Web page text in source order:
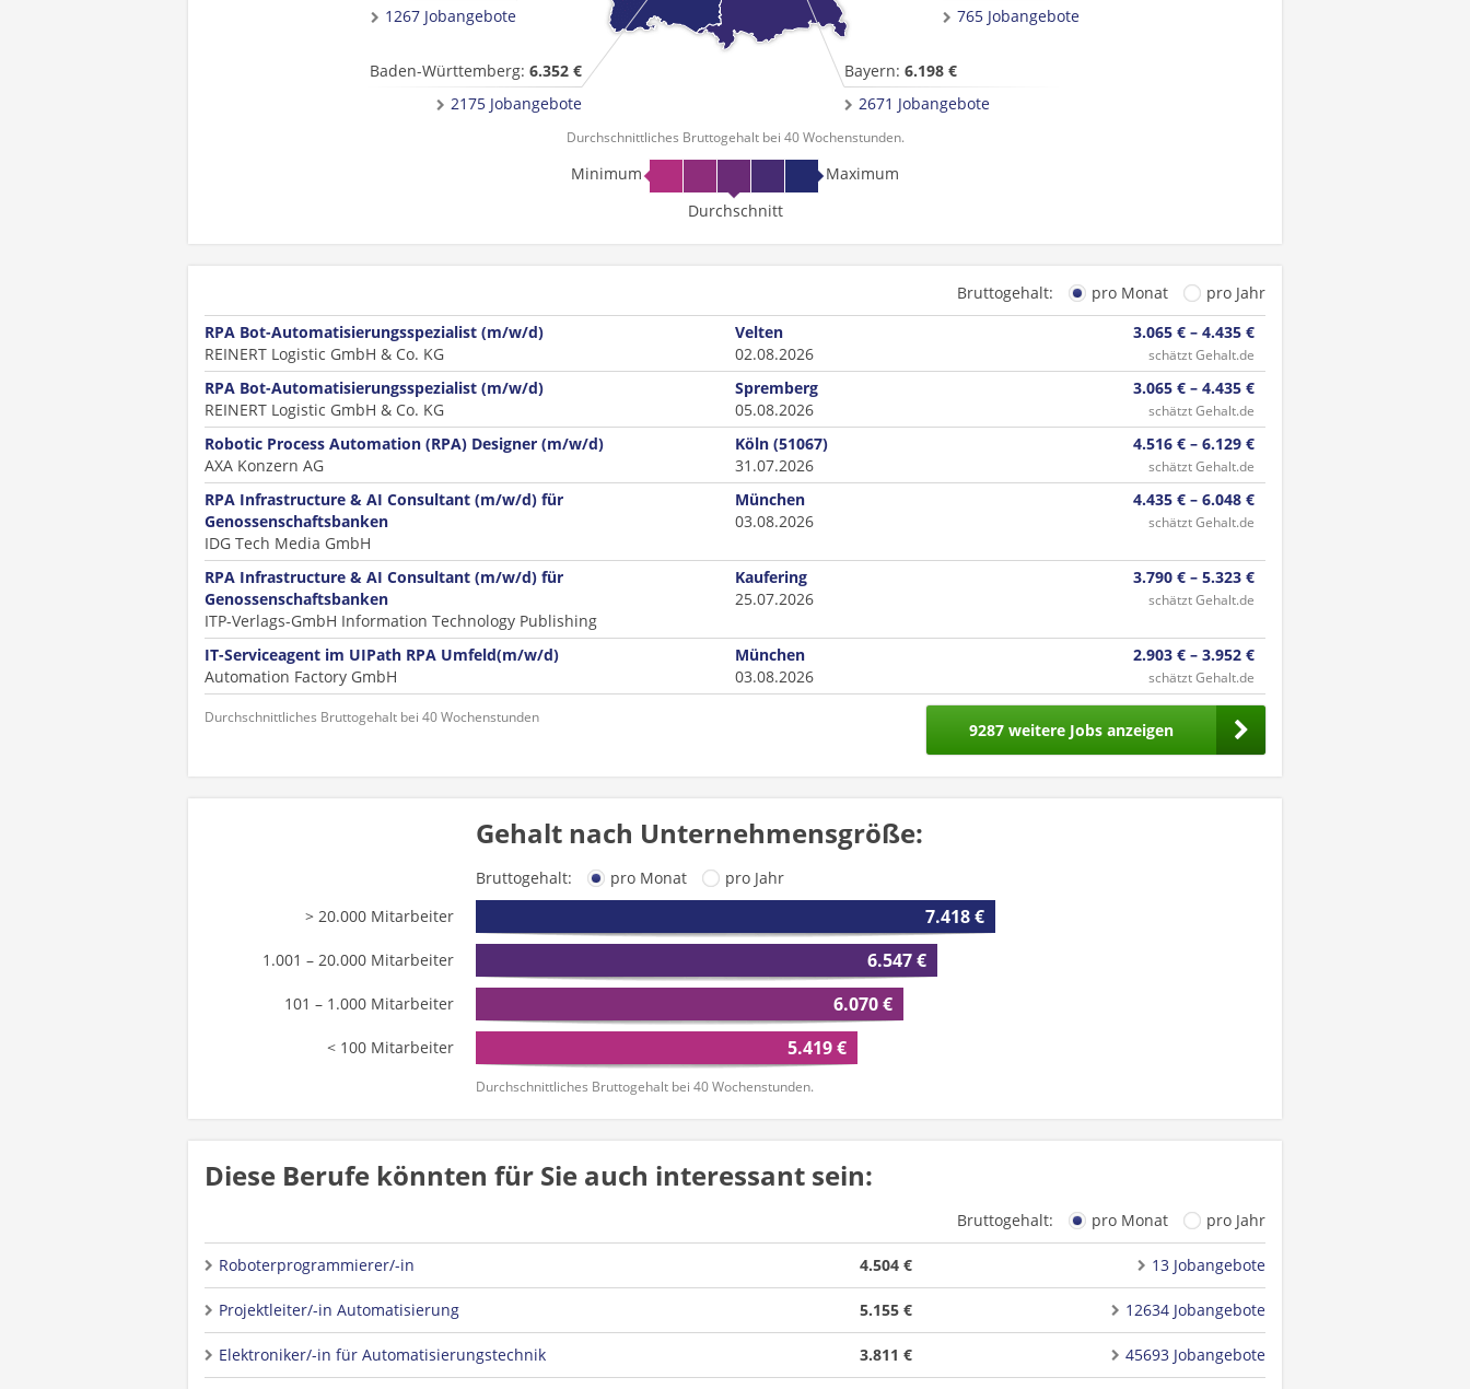
Baden-Württemberg: 6.352 €
2175 Jobangebote
Bayern: 6.198 €
2671 Jobangebote
1267 Jobangebote
765 Jobangebote
Durchschnittliches Bruttogehalt bei 40 Wochenstunden.
Minimum
Maximum
Durchschnitt
Bruttogehalt: pro Monat
pro Jahr
RPA Bot-Automatisierungsspezialist (m/w/d)
REINERT Logistic GmbH & Co. KG
Velten
02.08.2026
3.065 € – 4.435 €
schätzt Gehalt.de
RPA Bot-Automatisierungsspezialist (m/w/d)
REINERT Logistic GmbH & Co. KG
Spremberg
05.08.2026
3.065 € – 4.435 €
schätzt Gehalt.de
Robotic Process Automation (RPA) Designer (m/w/d)
AXA Konzern AG
Köln (51067)
31.07.2026
4.516 € – 6.129 €
schätzt Gehalt.de
RPA Infrastructure & AI Consultant (m/w/d) für
Genossenschaftsbanken
IDG Tech Media GmbH
München
03.08.2026
4.435 € – 6.048 €
schätzt Gehalt.de
RPA Infrastructure & AI Consultant (m/w/d) für
Genossenschaftsbanken
ITP-Verlags-GmbH Information Technology Publishing
Kaufering
25.07.2026
3.790 € – 5.323 €
schätzt Gehalt.de
IT-Serviceagent im UIPath RPA Umfeld(m/w/d)
Automation Factory GmbH
München
03.08.2026
2.903 € – 3.952 €
schätzt Gehalt.de
Durchschnittliches Bruttogehalt bei 40 Wochenstunden
9287 weitere Jobs anzeigen
Gehalt nach Unternehmensgröße:
Bruttogehalt: pro Monat
pro Jahr
> 20.000 Mitarbeiter
7.418 €
1.001 – 20.000 Mitarbeiter 6.547 €
101 – 1.000 Mitarbeiter 6.070 €
< 100 Mitarbeiter 5.419 €
Durchschnittliches Bruttogehalt bei 40 Wochenstunden.
Diese Berufe könnten für Sie auch interessant sein:
Bruttogehalt: pro Monat pro Jahr
Roboterprogrammierer/-in 4.504 € 13 Jobangebote
Projektleiter/-in Automatisierung 5.155 € 12634 Jobangebote
Elektroniker/-in für Automatisierungstechnik 3.811 € 45693 Jobangebote